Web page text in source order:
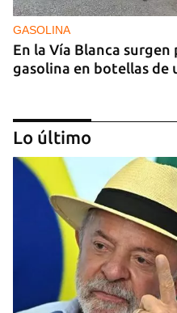
GASOLINA
En la Vía Blanca
gasolina en botellas de
DONACIONES
Lo último